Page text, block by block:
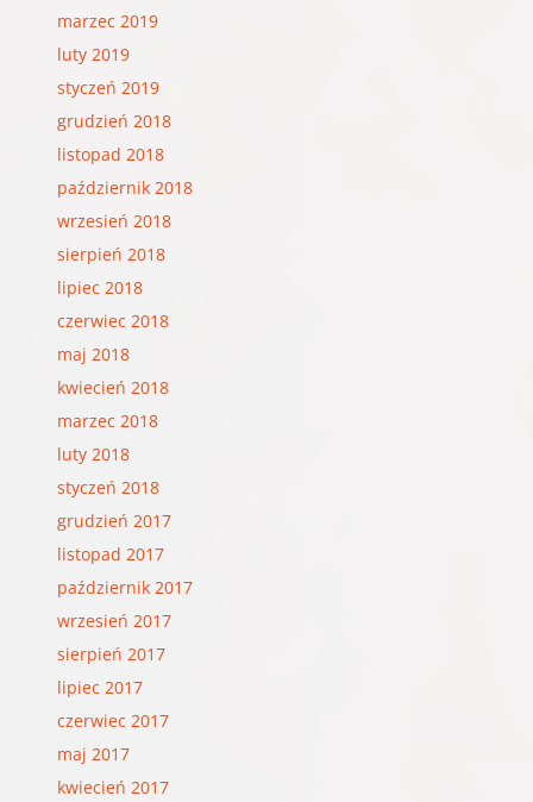
marzec 2019
luty 2019
styczeń 2019
grudzień 2018
listopad 2018
październik 2018
wrzesień 2018
sierpień 2018
lipiec 2018
czerwiec 2018
maj 2018
kwiecień 2018
marzec 2018
luty 2018
styczeń 2018
grudzień 2017
listopad 2017
październik 2017
wrzesień 2017
sierpień 2017
lipiec 2017
czerwiec 2017
maj 2017
kwiecień 2017